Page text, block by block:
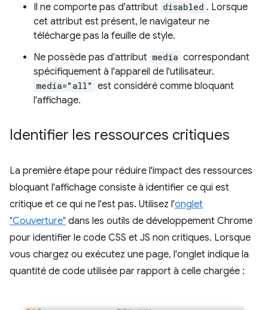
Il ne comporte pas d'attribut disabled . Lorsque
cet attribut est présent, le navigateur ne
télécharge pas la feuille de style.
Ne possède pas d'attribut media correspondant
spécifiquement à l'appareil de l'utilisateur.
media="all" est considéré comme bloquant
l'affichage.
Identifier les ressources critiques
La première étape pour réduire l'impact des ressources
bloquant l'affichage consiste à identifier ce qui est
critique et ce qui ne l'est pas. Utilisez l'onglet
"Couverture" dans les outils de développement Chrome
pour identifier le code CSS et JS non critiques. Lorsque
vous chargez ou exécutez une page, l'onglet indique la
quantité de code utilisée par rapport à celle chargée :